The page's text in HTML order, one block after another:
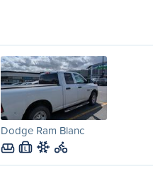
Dodge Ram Blanc
L